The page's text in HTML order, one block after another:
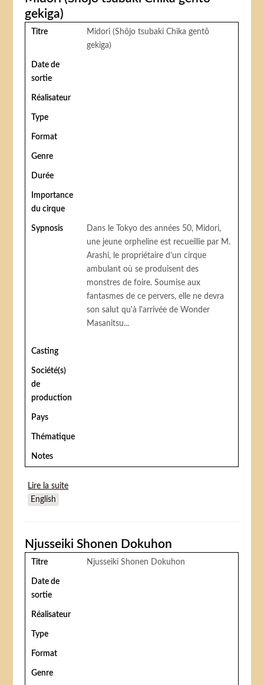
gekiga)
Titre
Midori (Shôjo tsubaki Chika gentô
gekiga)
Date de
sortie
Réalisateur
Type
Format
Genre
Durée
Importance
du cirque
Sypnosis
Dans le Tokyo des années 50, Midori,
une jeune orpheline est recueillie par M.
Arashi, le propriétaire d'un cirque
ambulant où se produisent des
monstres de foire. Soumise aux
fantasmes de ce pervers, elle ne devra
son salut qu'à l'arrivée de Wonder
Masanitsu...
Casting
Société(s)
de
production
Pays
Thématique
Notes
Lire la suite
English
Njusseiki Shonen Dokuhon
Titre Njusseiki Shonen Dokuhon
Date de
sortie
Réalisateur
Type
Format
Genre